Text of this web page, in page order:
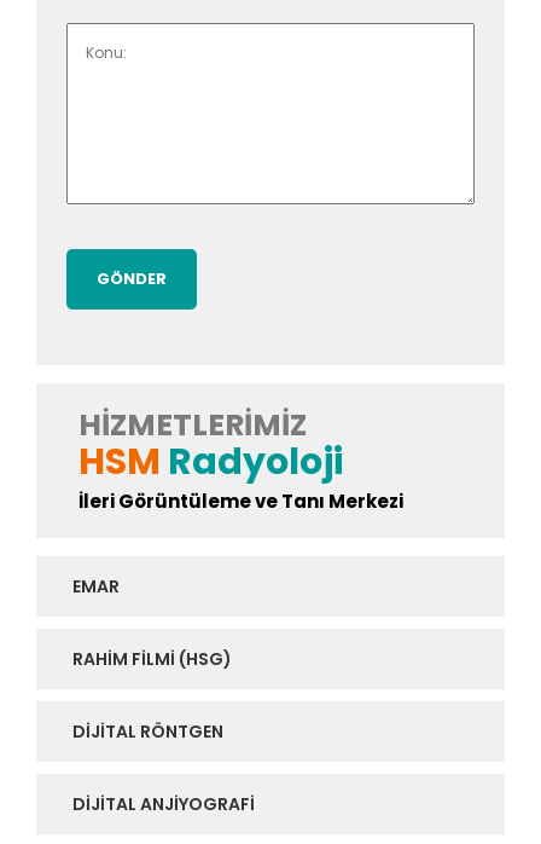
HIZMETLERIMIZ
HSM Radyoloji
İleri Görüntüleme ve Tanı Merkezi
EMAR
RAHIM FILMI (HSG)
DIJITAL RÖNTGEN
DIJITAL ANJIYOGRAFI